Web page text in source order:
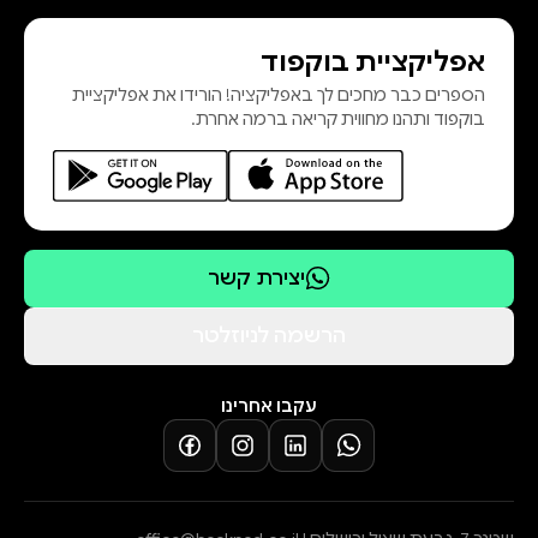
אפליקציית בוקפוד
הספרים כבר מחכים לך באפליקציה! הורידו את אפליקציית
בוקפוד ותהנו מחווית קריאה ברמה אחרת.
יצירת קשר
עקבו אחרינו